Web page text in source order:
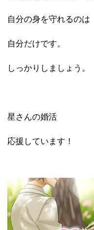
自分の身を守れるのは
自分だけです。
しっかりしましょう。
星さんの婚活
応援しています！